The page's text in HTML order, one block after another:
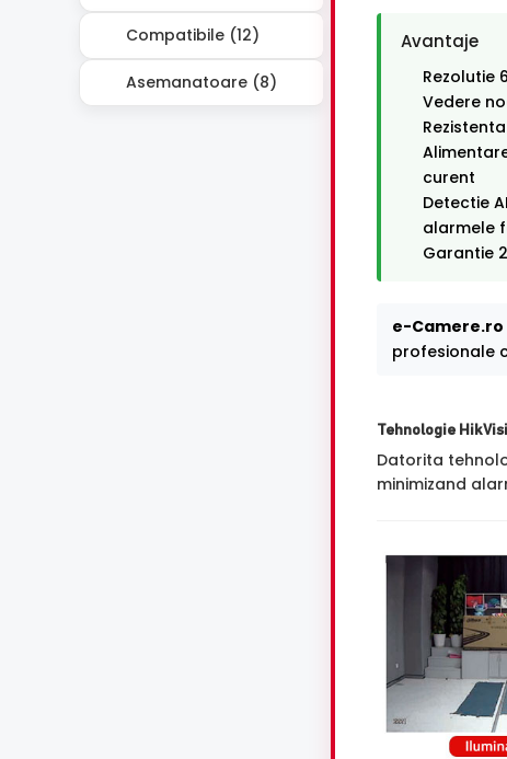
Compatibile (12)
Asemanatoare (8)
Avantaje
Rezolutie
Vedere
curent
Detectie
alarmele
Garantie
e-
profesionale
Tehnologie
Datorita
minimizand